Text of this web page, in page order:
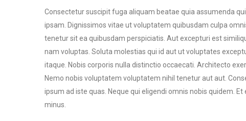
Consectetur suscipit fuga aliquam beatae quia assumenda
ipsam. Dignissimos vitae ut voluptatem quibusdam culpa
tenetur sit ea quibusdam perspiciatis. Aut excepturi est
nam voluptas. Soluta molestias qui id aut ut voluptates
itaque. Nobis corporis nulla distinctio occaecati. Architecto
Nemo nobis voluptatem voluptatem nihil tenetur aut aut.
ipsum ad iste quas. Neque qui eligendi omnis nobis quidem.
minus.